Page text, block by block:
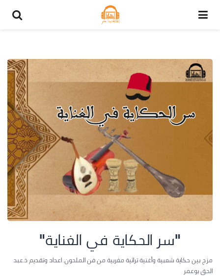
"سر الحكاية في الغناية"
مزج بين حكاية شعبية وأغنية تراثية مغربية من فن الملحون. اعداد وتقديم ذ.عبد
الحق بوعمر